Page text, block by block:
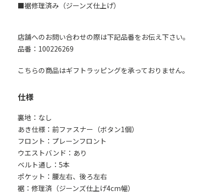
■裾修理済み（ジーンズ仕上げ）
店舗へのお問い合わせの際は下記品番をお伝え下さい。
品番：100226269
こちらの商品はギフトラッピングを承っておりません。
仕様
裏地：なし
あき仕様：前ファスナー（ボタン1個）
フロント：プレーンフロント
ウエストバンド：あり
ベルト通し：5本
ポケット：腰左右、後ろ左右
裾：修理済（ジーンズ仕上げ4cm幅）